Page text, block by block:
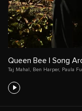
Queen Bee | Song
Taj Mahal Ben Harper, Paula